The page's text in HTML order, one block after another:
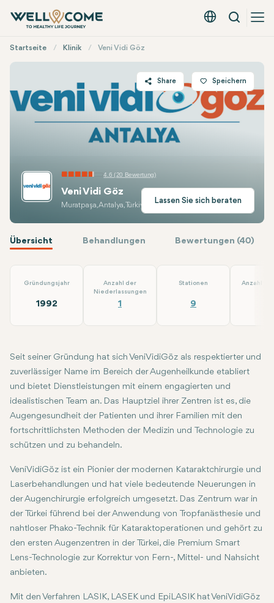
Deutsch - EUR
Suche
Menü
Startseite Klinik Veni Vidi Göz
4.6 (20 Bewertung)
Veni Vidi Göz
Muratpaşa, Antalya, Türkiye
Share
Twitter
Facebook
E-mail
Speichern
Lassen Sie sich beraten
Übersicht Behandlungen Bewertungen (40)
Gründungsjahr
1992
Anzahl der
Niederlassungen
1
Stationen
9
Anzahl
Seit seiner Gründung hat sich VeniVidiGöz als respektierter und
zuverlässiger Name im Bereich der Augenheilkunde etabliert
und bietet Dienstleistungen mit einem engagierten und
idealistischen Team an. Das Hauptziel ihrer Zentren ist es, die
Augen­gesundheit der Patienten und ihrer Familien mit den
fortschrittlichsten Methoden der Medizin und Technologie zu
schützen und zu behandeln.
VeniVidiGöz ist ein Pionier der modernen Kataraktchirurgie und
Laserbehandlungen und hat viele bedeutende Neuerungen in
der Augen­chirurgie erfolgreich umgesetzt. Das Zentrum war in
der Türkei führend bei der Anwendung von Tropfanästhesie und
nahtloser Phako-Technik für Katarakt­operationen und gehört zu
den ersten Augen­zentren in der Türkei, die Premium Smart
Lens-Technologie zur Korrektur von Fern-, Mittel- und Nah­sicht
anbieten.
Mit den Verfahren LASIK, LASEK und EpiLASIK hat VeniVidiGöz